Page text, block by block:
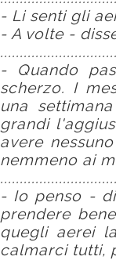
- Li senti gli
- A volte -
- Quando
scherzo. I
una
grandi
avere
nemmeno ai
- Io penso -
prendere
quegli aerei
calmarci tutti,